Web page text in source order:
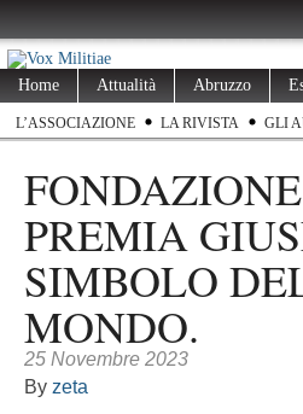
Home Attualità Abruzzo
L’ASSOCIAZIONE LA RIVISTA GLI
PREMIA
SIMBOLO
MONDO.
25 Novembre 2023
By zeta